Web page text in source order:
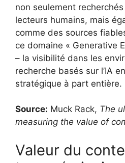
non seulement
lecteurs humains, mais
comme des sources
ce domaine « Generative
– la visibilité dans les
recherche basés sur l’IA
stratégique à part entière.
Source: Muck Rack, The
measuring the value of
Valeur du